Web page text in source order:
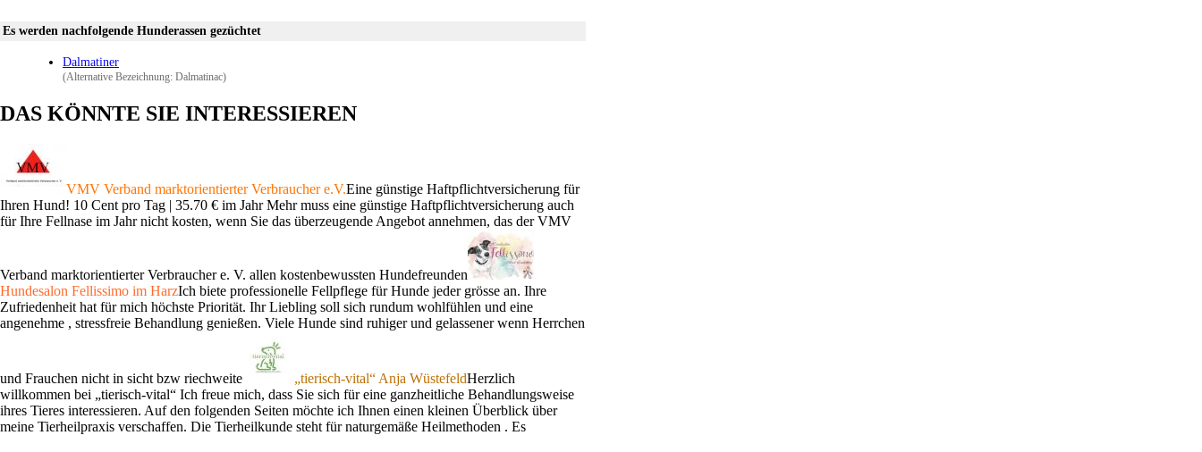
Es werden nachfolgende Hunderassen gezüchtet
Dalmatiner
(Alternative Bezeichnung: Dalmatinac)
DAS KÖNNTE SIE INTERESSIEREN
VMV Verband marktorientierter Verbraucher e.V.Eine günstige Haftpflichtversicherung für
Ihren Hund! 10 Cent pro Tag | 35.70 € im Jahr Mehr muss eine günstige Haftpflichtversicherung auch
für Ihre Fellnase im Jahr nicht kosten, wenn Sie das überzeugende Angebot annehmen, das der VMV
Verband marktorientierter Verbraucher e. V. allen kostenbewussten Hundefreunden
Hundesalon Fellissimo im HarzIch biete professionelle Fellpflege für Hunde jeder grösse an. Ihre
Zufriedenheit hat für mich höchste Priorität. Ihr Liebling soll sich rundum wohlfühlen und eine
angenehme , stressfreie Behandlung genießen. Viele Hunde sind ruhiger und gelassener wenn Herrchen
und Frauchen nicht in sicht bzw riechweite „tierisch-vital“ Anja WüstefeldHerzlich
willkommen bei „tierisch-vital“ Ich freue mich, dass Sie sich für eine ganzheitliche Behandlungsweise
ihres Tieres interessieren. Auf den folgenden Seiten möchte ich Ihnen einen kleinen Überblick über
meine Tierheilpraxis verschaffen. Die Tierheilkunde steht für naturgemäße Heilmethoden . Es